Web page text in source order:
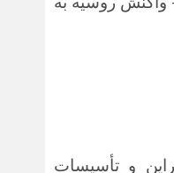
و تأسیسات